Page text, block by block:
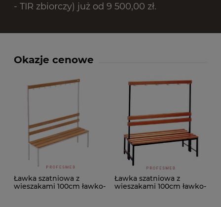
- TIR zbiorczy) już od 9 500,00 zł.
Okazje cenowe
Ławka szatniowa z
wieszakami 100cm ławko-
Ławka szatniowa z
wieszakami 100cm ławko-